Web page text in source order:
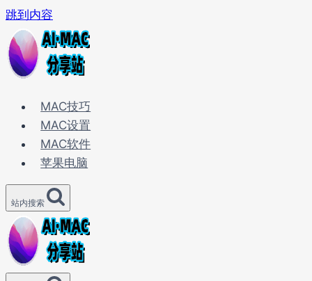
跳到内容
MAC技巧
MAC设置
MAC软件
苹果电脑
站内搜索